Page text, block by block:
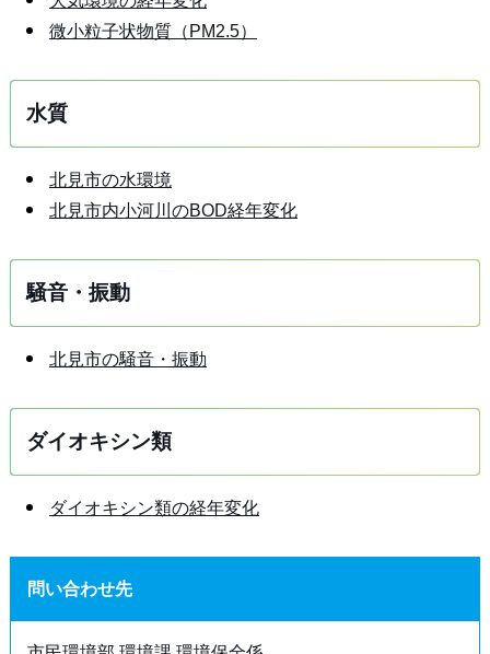
微小粒子状物質（PM2.5）
水質
北見市の水環境
北見市内小河川のBOD経年変化
騒音・振動
北見市の騒音・振動
ダイオキシン類
ダイオキシン類の経年変化
問い合わせ先